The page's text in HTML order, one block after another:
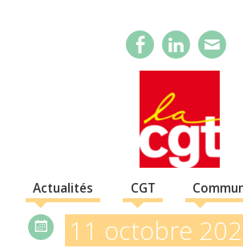
Actualités CGT
11 octobre